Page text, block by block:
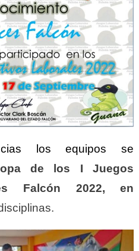
los equipos se
opa de los I Juegos
Falcón 2022,en